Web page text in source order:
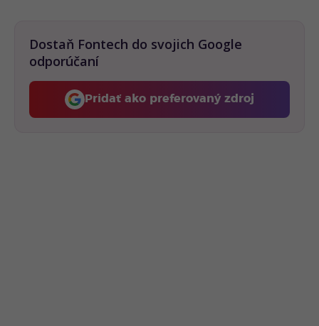
Dostaň Fontech do svojich Google
odporúčaní
Pridať ako preferovaný zdroj
Fontech, odkaz sa otvorí v